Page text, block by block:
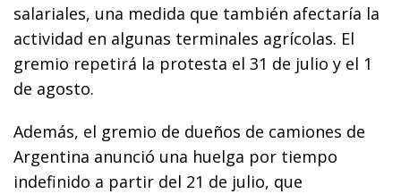
salariales, una medida que también afectaría la
actividad en algunas terminales agrícolas. El
gremio repetirá la protesta el 31 de julio y el 1
de agosto.
Además, el gremio de dueños de camiones de
Argentina anunció una huelga por tiempo
indefinido a partir del 21 de julio, que